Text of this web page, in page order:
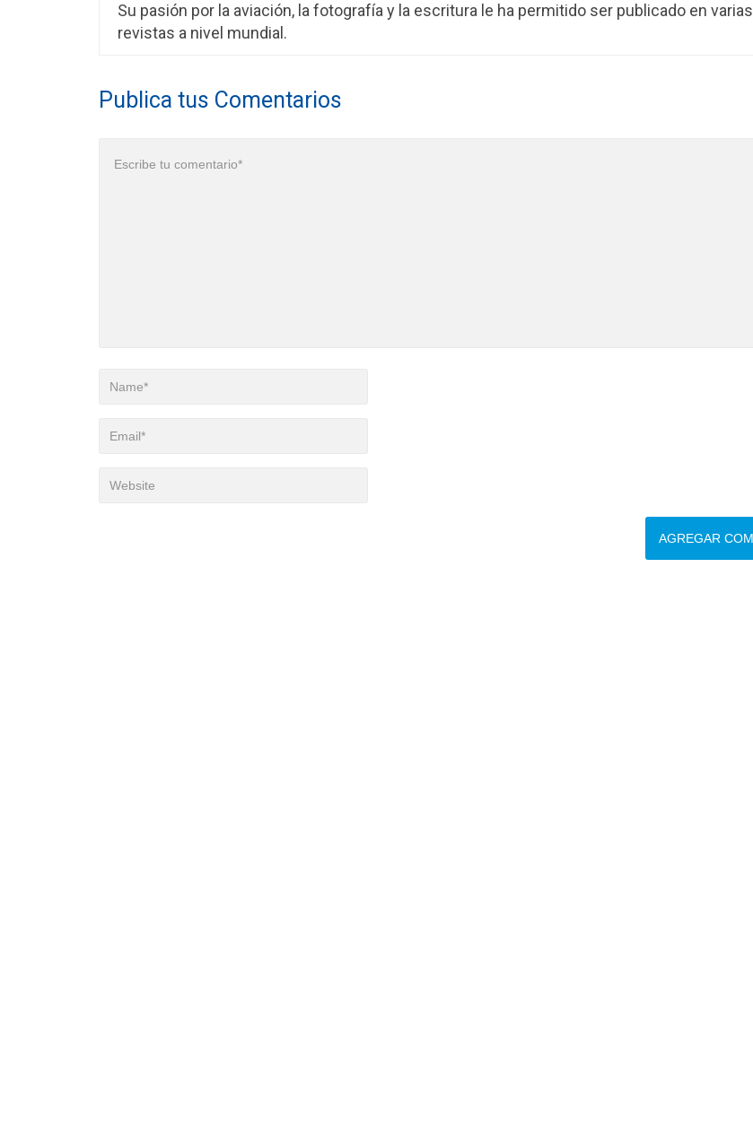
Su pasión por la aviación, la fotografía y la escritura le ha permitido ser publicado en varias
revistas a nivel mundial.
Publica tus Comentarios